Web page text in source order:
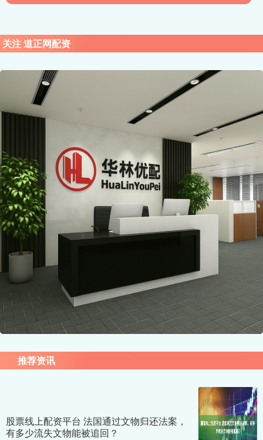
关注 道正网配资
推荐资讯
股票线上配资平台 法国通过文物归还法案，
有多少流失文物能被追回？